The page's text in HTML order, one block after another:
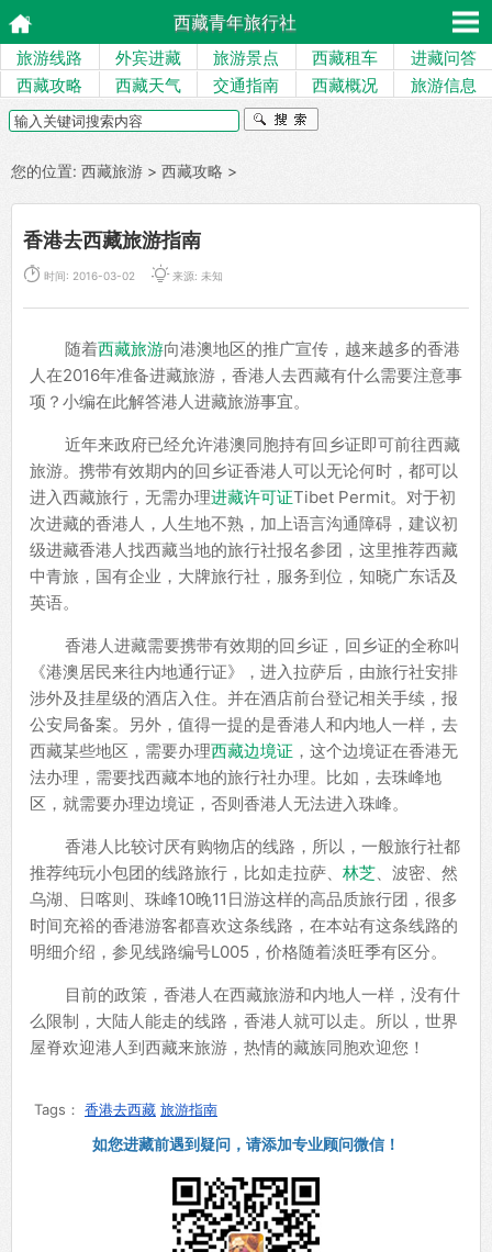
西藏青年旅行社
旅游线路 外宾进藏 旅游景点 西藏租车
进藏问答
西藏攻略
西藏天气 交通指南 西藏概况 旅游信息
您的位置: 西藏旅游 > 西藏攻略 >
香港去西藏旅游指南
 时间: 2016-03-02 来源: 未知
随着西藏旅游向港澳地区的推广宣传，越来越多的香港
人在2016年准备进藏旅游，香港人去西藏有什么需要注意事
项？小编在此解答港人进藏旅游事宜。
近年来政府已经允许港澳同胞持有回乡证即可前往西藏
旅游。携带有效期内的回乡证香港人可以无论何时，都可以
进入西藏旅行，无需办理进藏许可证Tibet Permit。对于初
次进藏的香港人，人生地不熟，加上语言沟通障碍，建议初
级进藏香港人找西藏当地的旅行社报名参团，这里推荐西藏
中青旅，国有企业，大牌旅行社，服务到位，知晓广东话及
英语。
香港人进藏需要携带有效期的回乡证，回乡证的全称叫
《港澳居民来往内地通行证》，进入拉萨后，由旅行社安排
涉外及挂星级的酒店入住。并在酒店前台登记相关手续，报
公安局备案。另外，值得一提的是香港人和内地人一样，去
西藏某些地区，需要办理西藏边境证 ，这个边境证在香港无
法办理，需要找西藏本地的旅行社办理。比如，去珠峰地
区，就需要办理边境证，否则香港人无法进入珠峰。
香港人比较讨厌有购物店的线路，所以，一般旅行社都
推荐纯玩小包团的线路旅行，比如走拉萨、 林芝、波密、然
乌湖、日喀则、珠峰10晚11日游这样的高品质旅行团，很多
时间充裕的香港游客都喜欢这条线路，在本站有这条线路的
明细介绍，参见线路编号L005，价格随着淡旺季有区分。
目前的政策，香港人在西藏旅游和内地人一样，没有什
么限制，大陆人能走的线路，香港人就可以走。所以，世界
屋脊欢迎港人到西藏来旅游，热情的藏族同胞欢迎您！
Tags： 香港去西藏 旅游指南
如您进藏前遇到疑问，请添加专业顾问微信！